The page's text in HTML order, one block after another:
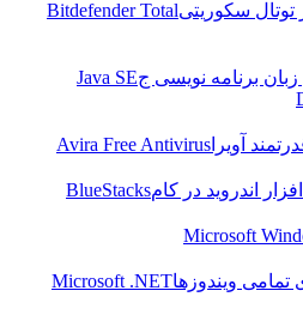
توتال سکوریتیBitdefender Total
برنامه نویسی جJava SE
آویرا Avira Free Antivirus
اندروید در کامBlueStacks
ویندوزهاMicrosoft .NET